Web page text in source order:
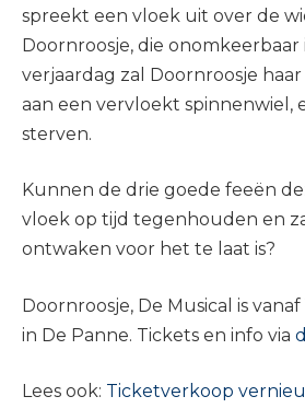
spreekt een vloek uit over de
Doornroosje, die onomkeerbaar
verjaardag zal Doornroosje
aan een vervloekt spinnenwiel,
sterven.
Kunnen de drie goede feeën
vloek op tijd tegenhouden en
ontwaken voor het te laat is?
Doornroosje, De Musical is
in De Panne. Tickets en info via
Lees ook: Ticketverkoop